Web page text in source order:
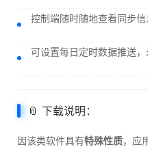
控制端随时随地查看同步
可设置每日定时数据推送
📎 下载说明：
因该类软件具有特殊性质，应